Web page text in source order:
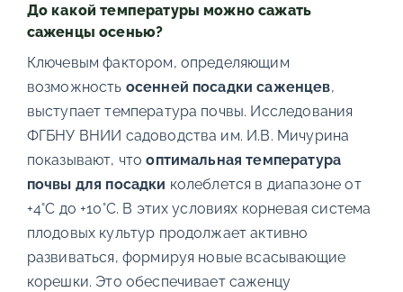
До какой температуры можно сажать
саженцы осенью?
Ключевым фактором, определяющим
возможность осенней посадки саженцев,
выступает температура почвы. Исследования
ФГБНУ ВНИИ садоводства им. И.В. Мичурина
показывают, чтооптимальная температура
почвы для посадки колеблется в диапазоне от
+4°C до +10°C. В этих условиях корневая система
плодовых культур продолжает активно
развиваться, формируя новые всасывающие
корешки. Это обеспечивает саженцу